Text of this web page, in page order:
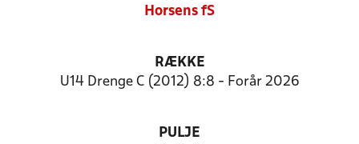
Horsens fS
RÆKKE
U14 Drenge C (2012) 8:8 - Forår 2026
PULJE